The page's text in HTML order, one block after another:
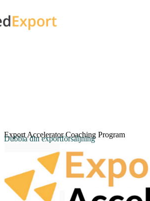
Export Accelerator Coaching Program
Dubbla din exportförsäljning